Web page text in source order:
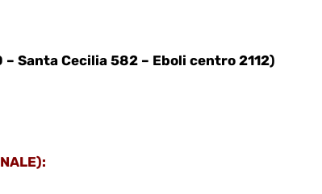
Santa Cecilia 582 – Eboli centro 2112)